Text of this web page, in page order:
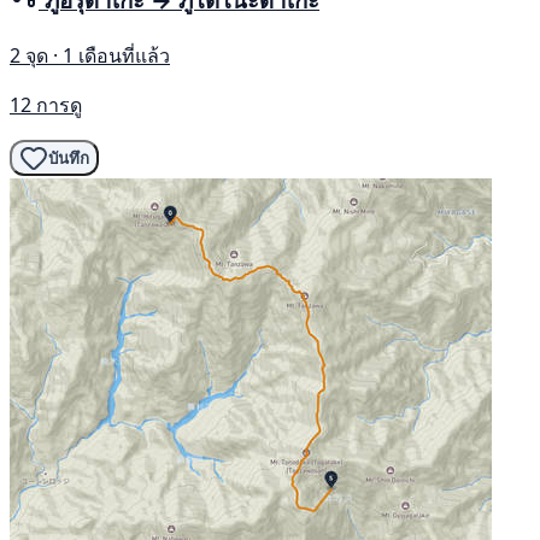
2 จุด · 1 เดือนที่แล้ว
12 การดู
บันทึก